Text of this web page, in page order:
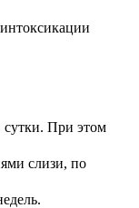
сутки. При этом
слизи, по